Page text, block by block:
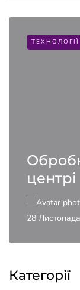
центрі
28
Категорії